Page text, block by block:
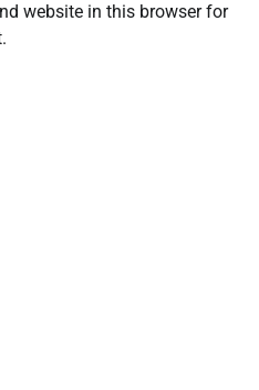
website in this browser for